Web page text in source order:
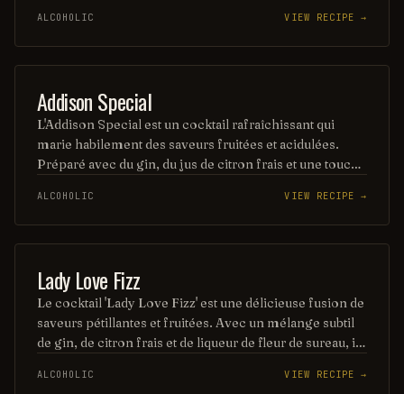
aromatique, parfaite pour les amateurs de cocktails
sophistiqués. Sa présentation soignée en fait
également un choix idéal pour les occasions spéciales.
ALCOHOLIC VIEW RECIPE →
Addison Special
L'Addison Special est un cocktail rafraîchissant qui
marie habilement des saveurs fruitées et acidulées.
Préparé avec du gin, du jus de citron frais et une touche
unique, parfaite pour les soirées estivales. Sa
présentation élégante en fait également un choix idéal
pour impressionner vos invités.
ALCOHOLIC VIEW RECIPE →
Lady Love Fizz
Le cocktail 'Lady Love Fizz' est une délicieuse fusion de
saveurs pétillantes et fruitées. Avec un mélange subtil
de gin, de citron frais et de liqueur de fleur de sureau, il
parfaite pour les soirées entre amis. Sa touche de
ALCOHOLIC VIEW RECIPE →